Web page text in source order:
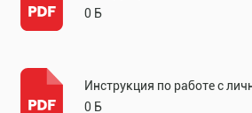
0 Б
Инструкция по работе с
0 Б